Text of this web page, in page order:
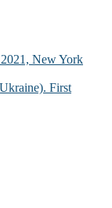
New York
First